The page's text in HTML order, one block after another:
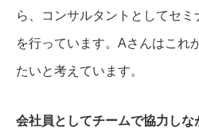
ら、コンサルタントとしてセ
を行っています。 Aさんはこれ
たいと考えています。
会社員としてチームで協力し